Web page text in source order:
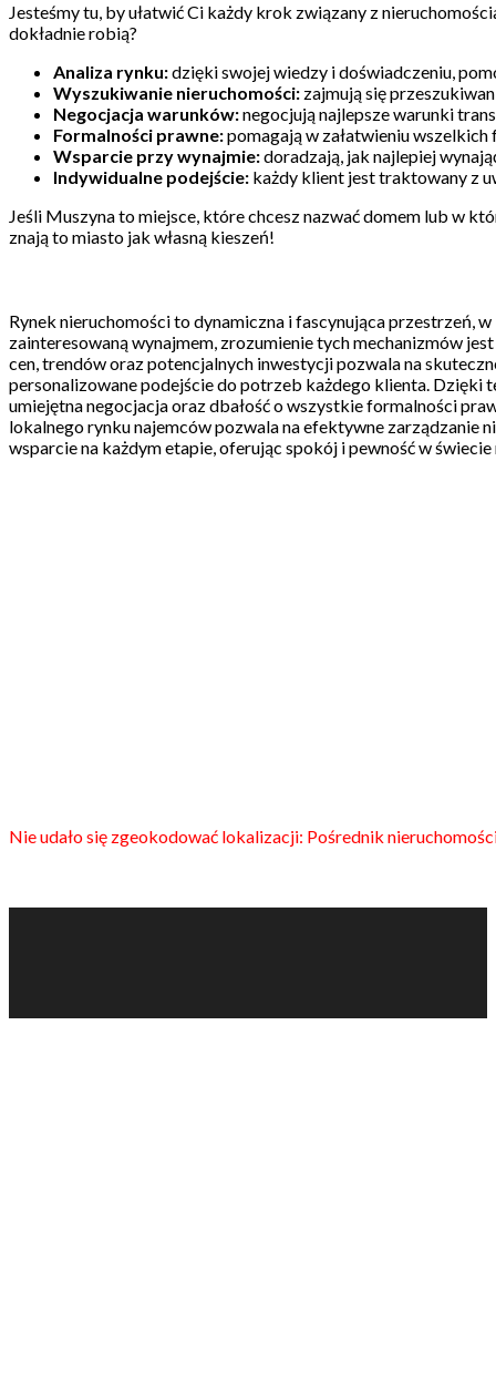
Jesteśmy tu, by ułatwić Ci każdy krok związany z
dokładnie robią?
Analiza rynku:dzięki swojej wiedzy i doświadczeniu,
Wyszukiwanie nieruchomości: zajmują się
Negocjacja warunków:negocjują najlepsze warunki
Formalności prawne:pomagają w załatwieniu
Wsparcie przy wynajmie:doradzają, jak najlepiej
Indywidualne podejście: każdy klient jest traktowany z
Jeśli Muszyna to miejsce, które chcesz nazwać domem lub w
znają to miasto jak własną kieszeń!
Rynek nieruchomości to dynamiczna i fascynująca przestrzeń,
zainteresowaną wynajmem, zrozumienie tych mechanizmów
cen, trendów oraz potencjalnych inwestycji pozwala na
personalizowane podejście do potrzeb każdego klienta. Dzięki
umiejętna negocjacja oraz dbałość o wszystkie formalności
lokalnego rynku najemców pozwala na efektywne zarządzanie
wsparcie na każdym etapie, oferując spokój i pewność w
Nie udało się zgeokodować lokalizacji: Pośrednik